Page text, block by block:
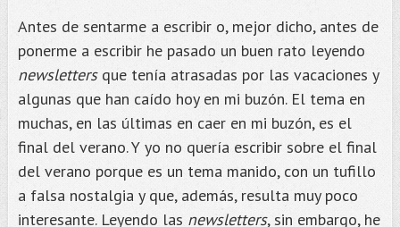
Antes de sentarme a escribir o, mejor dicho, antes de
ponerme a escribir he pasado un buen rato leyendo
newslettersque tenía atrasadas por las vacaciones y
algunas que han caído hoy en mi buzón. El tema en
muchas, en las últimas en caer en mi buzón, es el
final del verano. Y yo no quería escribir sobre el final
del verano porque es un tema manido, con un tufillo
a falsa nostalgia y que, además, resulta muy poco
interesante. Leyendo las newsletters, sin embargo, he